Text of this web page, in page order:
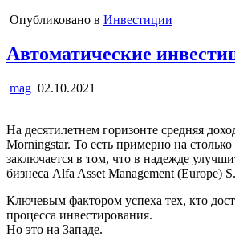
Опубликовано в Инвестиции
Автоматические
mag 02.10.2021
На десятилетнем горизонте средняя
Morningstar. То есть примерно на
заключается в том, что в надежде
бизнеса Alfa Asset Management (Europe)
Ключевым фактором успеха тех, кто
процесса инвестирования.
Но это на Западе.